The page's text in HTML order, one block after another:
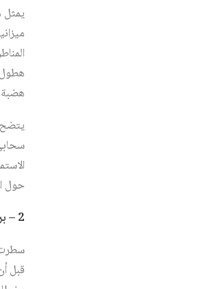
حول
2 – برنامج الإمارات لبحوث علوم الاستمطار (
سطرت
قبل